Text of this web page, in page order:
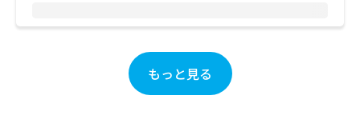
もっと見る
問